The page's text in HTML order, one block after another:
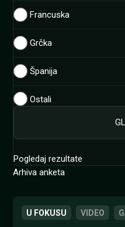
Francuska
Grčka
Španija
Ostali
Pogledaj rezultate
Arhiva anketa
U FOKUSU VIDEO